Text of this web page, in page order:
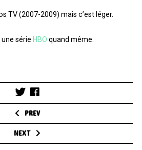
TV (2007-2009) mais c’est léger.
série HBO quand même.
Post
navigation
PREV
NEXT